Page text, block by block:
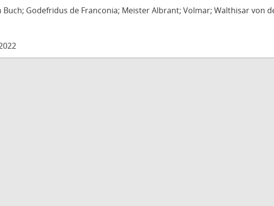
Buch; Godefridus de Franconia; Meister Albrant; Volmar; Walthisar von